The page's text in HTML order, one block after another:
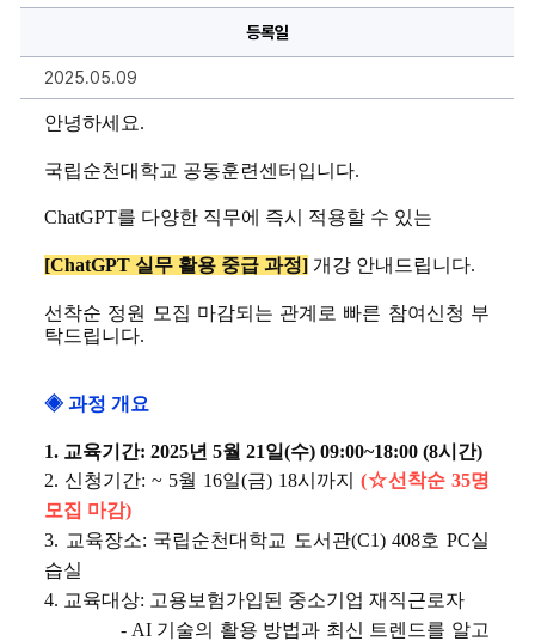
과
등록일
2025.05.09
안녕하세요.
국립순천대학교 공동훈련센터입니다.
ChatGPT를 다양한 직무에 즉시 적용할 수 있는
[ChatGPT 실무 활용 중급 과정] 개강 안내드립니다.
선착순 정원 모집 마감되는 관계로 빠른 참여신청 부
탁드립니다.
◈ 과정 개요
1. 교육기간: 2025년 5월 21일(수) 09:00~18:00 (8시간)
2. 신청기간: ~ 5월 16일(금) 18시까지
(☆선착순 35명
모집 마감)
3. 교육장소: 국립순천대학교 도서관(C1) 408호 PC실
습실
4. 교육대상: 고용보험가입된 중소기업 재직근로자
- AI 기술의 활용 방법과 최신 트렌드를 알고